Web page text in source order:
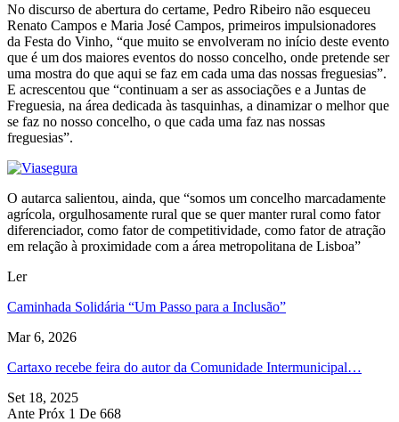
No discurso de abertura do certame, Pedro Ribeiro não esqueceu
Renato Campos e Maria José Campos, primeiros impulsionadores
da Festa do Vinho, “que muito se envolveram no início deste evento
que é um dos maiores eventos do nosso concelho, onde pretende ser
uma mostra do que aqui se faz em cada uma das nossas freguesias”.
E acrescentou que “continuam a ser as associações e a Juntas de
Freguesia, na área dedicada às tasquinhas, a dinamizar o melhor que
se faz no nosso concelho, o que cada uma faz nas nossas
freguesias”.
O autarca salientou, ainda, que “somos um concelho marcadamente
agrícola, orgulhosamente rural que se quer manter rural como fator
diferenciador, como fator de competitividade, como fator de atração
em relação à proximidade com a área metropolitana de Lisboa”
Ler
Caminhada Solidária “Um Passo para a Inclusão”
Mar 6, 2026
Cartaxo recebe feira do autor da Comunidade Intermunicipal…
Set 18, 2025
Ante Próx 1 De 668